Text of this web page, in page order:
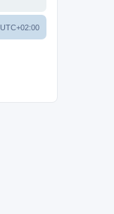
UTC+02:00